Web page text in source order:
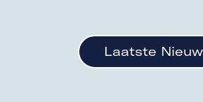
Laatste